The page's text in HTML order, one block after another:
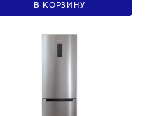
В КОРЗИНУ